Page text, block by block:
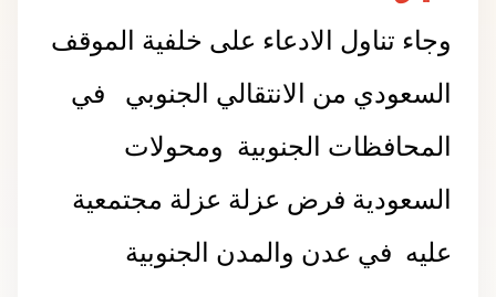
وجاء تناول الادعاء على خلفية الموقف
السعودي من الانتقالي الجنوبي في
المحافظات الجنوبية ومحولات
السعودية فرض عزلة عزلة مجتمعية
عليه في عدن والمدن الجنوبية